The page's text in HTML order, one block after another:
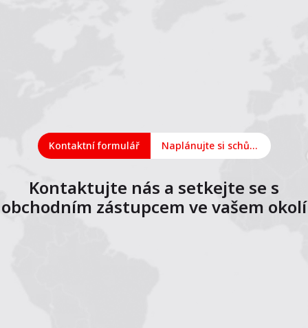
Kontaktní formulář Naplánujte si schůzku online
Kontaktujte nás a setkejte se s
obchodním zástupcem ve vašem okolí